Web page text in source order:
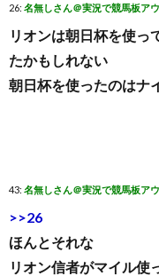
26: 名無しさん＠実況で競馬板ア
リオンは朝日杯を使っ
たかもしれない
朝日杯を使ったのはナ
43: 名無しさん＠実況で競馬板ア
>>26
ほんとそれな
リオン信者がマイル使